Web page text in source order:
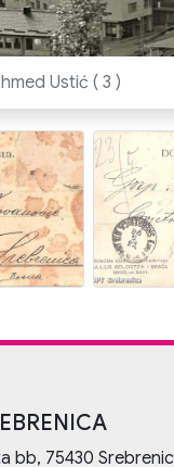
Ustić ( 3 )
bb, 75430